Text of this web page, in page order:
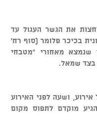
את הגשר העגול עד
בכיכר פלומר (סוף רח'
שנמצא מאחורי "מטבחי
בצד שמאל.
ושעה לפני האירוע
מוקדם לתפוס מקום